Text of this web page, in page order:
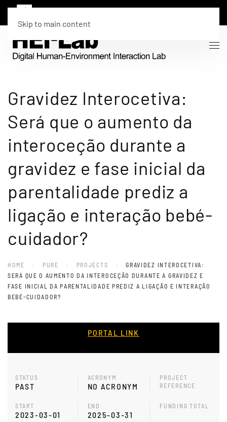
Skip to main content
Gravidez Interocetiva:
Será que o aumento da
interoceção durante a
gravidez e fase inicial da
parentalidade prediz a
ligação e interação bebé-
cuidador?
HOME PURE PROJECTS
GRAVIDEZ INTEROCETIVA:
SERÁ QUE O AUMENTO DA INTEROCEÇÃO DURANTE A GRAVIDEZ E
FASE INICIAL DA PARENTALIDADE PREDIZ A LIGAÇÃO E INTERAÇÃO
BEBÉ-CUIDADOR?
PORTAL LINK
STATUS
PAST
ACRONYM
NO ACRONYM
PROJECT
REFERENCE
START
2023-03-01
END
2025-03-31
FUNDING TOTAL